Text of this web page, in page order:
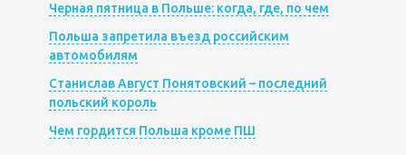
Черная пятница в Польше: когда, где, по чем
Польша запретила въезд российским
автомобилям
Станислав Август Понятовский – последний
польский король
Чем гордится Польша кроме ПШ